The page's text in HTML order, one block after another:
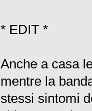
* EDIT *
Anche a casa
mentre la
stessi sintomi